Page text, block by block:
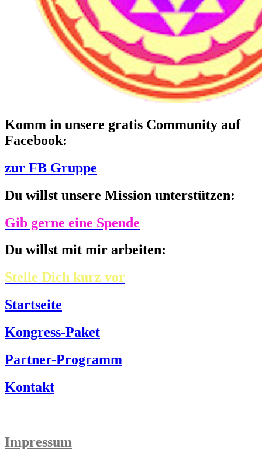
Komm in unsere gratis Community auf
Facebook:
zur FB Gruppe
Du willst unsere Mission unterstützen:
Gib gerne eine Spende
Du willst mit mir arbeiten:
Stelle Dich kurz vor
Startseite
Kongress-Paket
Partner-Programm
Kontakt
Impressum